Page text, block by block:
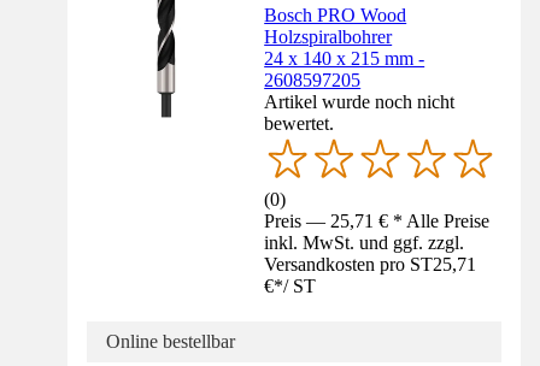
Bosch PRO Wood
Holzspiralbohrer
24 x 140 x 215 mm -
2608597205
Artikel wurde noch nicht
bewertet.
(0)
Preis — 25,71 € * Alle Preise
inkl. MwSt. und ggf. zzgl.
Versandkosten pro ST25,71
€*/ ST
Online bestellbar